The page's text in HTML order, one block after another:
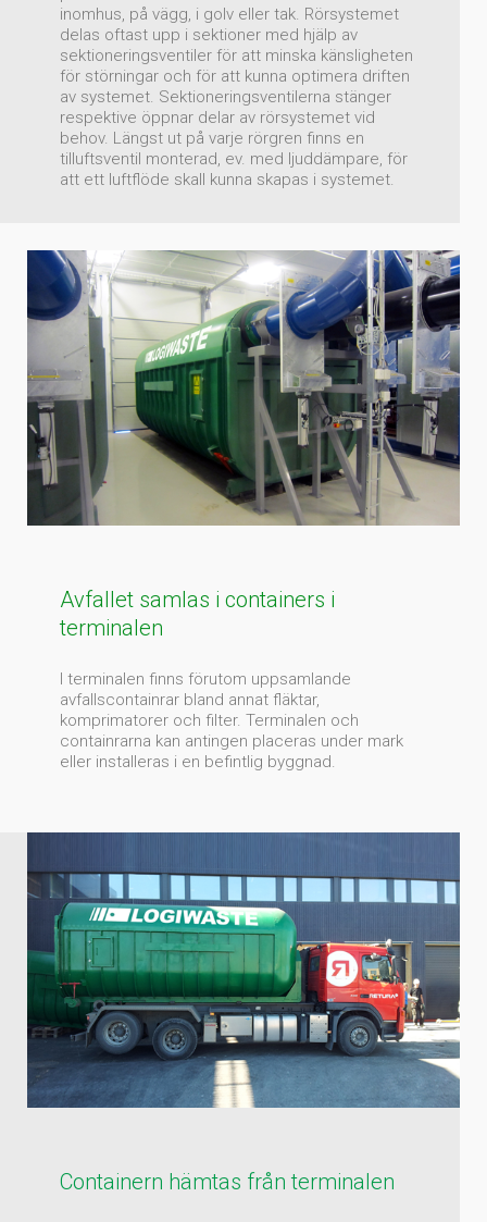
inomhus, på vägg, i golv eller tak. Rörsystemet
delas oftast upp i sektioner med hjälp av
sektioneringsventiler för att minska känsligheten
för störningar och för att kunna optimera driften
av systemet. Sektioneringsventilerna stänger
respektive öppnar delar av rörsystemet vid
behov. Längst ut på varje rörgren finns en
tilluftsventil monterad, ev. med ljuddämpare, för
att ett luftflöde skall kunna skapas i systemet.
Avfallet samlas i containers i
terminalen
I terminalen finns förutom uppsamlande
avfallscontainrar bland annat fläktar,
komprimatorer och filter. Terminalen och
containrarna kan antingen placeras under mark
eller installeras i en befintlig byggnad.
Containern hämtas från terminalen